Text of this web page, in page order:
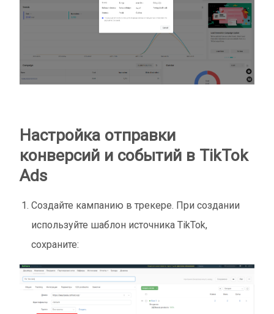
Настройка отправки
конверсий и событий в TikTok
Ads
Создайте кампанию в трекере. При создании
используйте шаблон источника TikTok,
сохраните: